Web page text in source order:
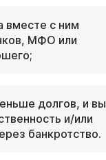
вместе с ним
МФО или
долгов, и вы
и/или
банкротство.